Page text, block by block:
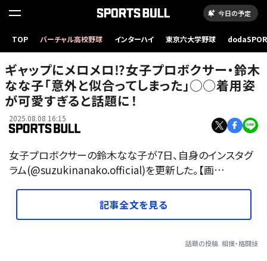
今日の予定
TOP バーチャル高校野球 インターハイ 東京六大学野球
ギャップにメロメロ⁉女子プロボクサー・鈴木
なな子「意外と似合ってしまった」◯◯着用姿
が可愛すぎると話題に！
2025.08.08 16:15
女子プロボクサーの鈴木なな子が7日、自身のインスタグ
ラム(@suzukinanako.official)を更新した。【画…
記事全文を見る
話題の投稿 相撲・格闘技